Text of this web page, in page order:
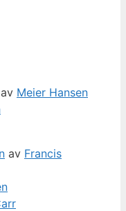
av Meier Hansen
av Francis